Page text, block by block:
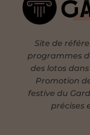
Site de
programmes
des lotos
Promotion
festive du
précises